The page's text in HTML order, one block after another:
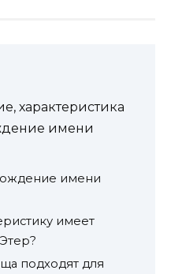
характеристика
имени
имени
имеет
подходят для